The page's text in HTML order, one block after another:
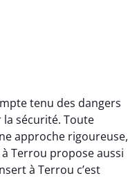
tenu des dangers
sécurité. Toute
approche rigoureuse,
Terrou propose aussi
à Terrou c’est